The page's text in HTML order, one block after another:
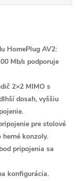
HomePlug AV2:
Mb/s podporuje
2×2 MIMO s
dosah, vyššiu
pre stolové
konzoly.
pripojenia sa
konfigurácia.